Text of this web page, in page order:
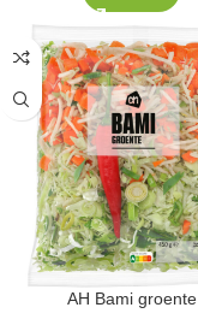
AH Bami groente